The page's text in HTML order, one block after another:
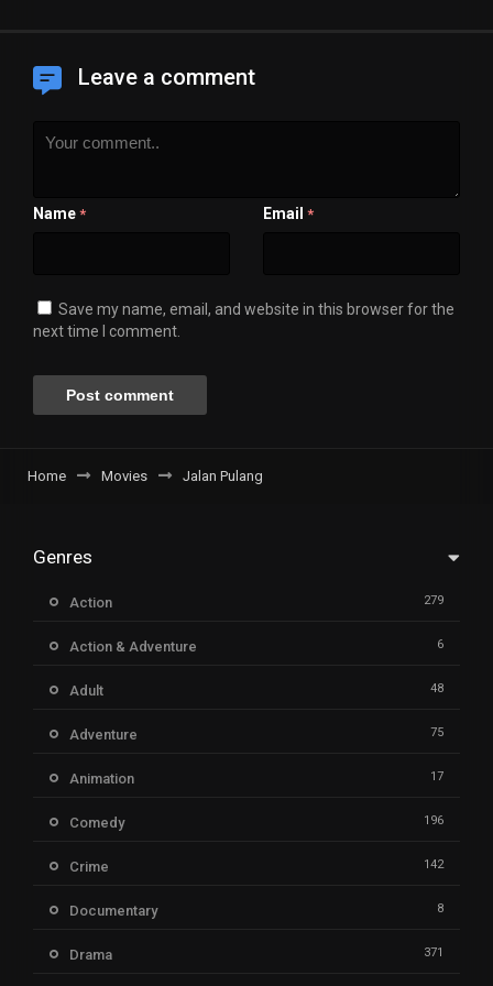
Leave a comment
Name * Email *
Save my name, email, and website in this browser for the
next time I comment.
Home Movies Jalan Pulang
Genres
Action 279
Action & Adventure 6
Adult 48
Adventure 75
Animation 17
Comedy 196
Crime 142
Documentary 8
Drama 371